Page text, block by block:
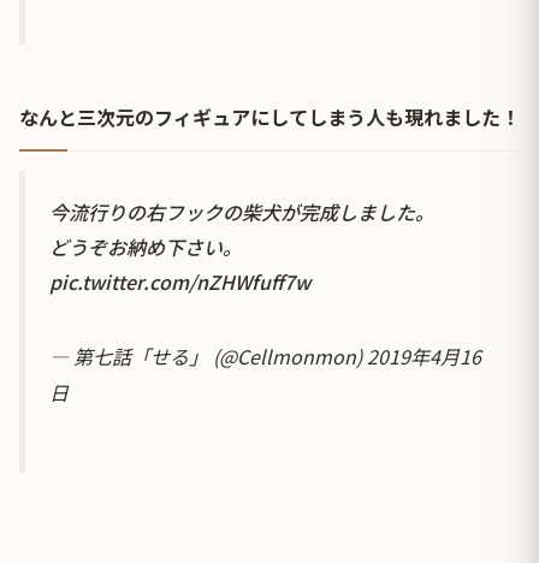
なんと三次元のフィギュアにしてしまう人も現れました！
今流行りの右フックの柴犬が完成しました。
どうぞお納め下さい。
pic.twitter.com/nZHWfuff7w
— 第七話「せる」 (@Cellmonmon)2019年4月16
日